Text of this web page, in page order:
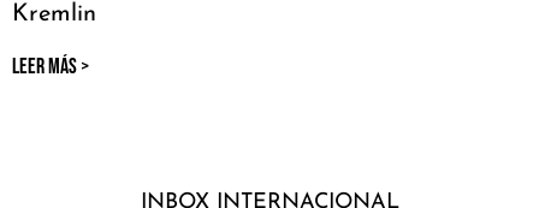
Kremlin
LEER MÁS >
INBOX INTERNACIONAL